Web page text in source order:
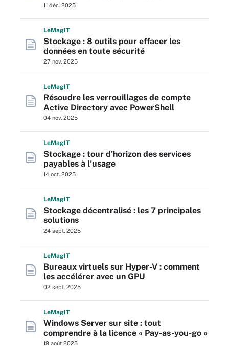
11 déc. 2025
LeMagIT
Stockage : 8 outils pour effacer les
données en toute sécurité
27 nov. 2025
LeMagIT
Résoudre les verrouillages de compte
Active Directory avec PowerShell
04 nov. 2025
LeMagIT
Stockage : tour d’horizon des services
payables à l’usage
14 oct. 2025
LeMagIT
Stockage décentralisé : les 7 principales
solutions
24 sept. 2025
LeMagIT
Bureaux virtuels sur Hyper-V : comment
les accélérer avec un GPU
02 sept. 2025
LeMagIT
Windows Server sur site : tout
comprendre à la licence « Pay-as-you-go »
19 août 2025